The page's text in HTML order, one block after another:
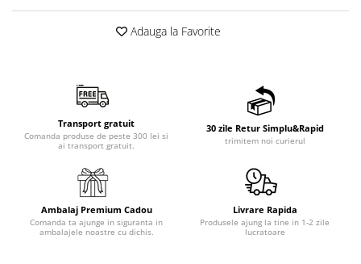
Adauga la Favorite
Transport gratuit
Comanda produse de peste 300 lei si
ai transport gratuit.
30 zile Retur Simplu&Rapid
trimitem noi curierul
Ambalaj Premium Cadou
Comanda ta ajunge in siguranta in
ambalajele noastre cu dichis.
Livrare Rapida
Produsele ajung la tine in 1-2 zile
lucratoare